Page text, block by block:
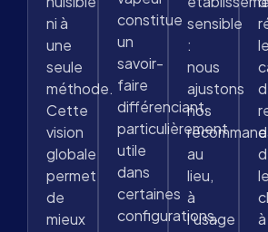
ni à
une
seule
méthode.
Cette
vision
globale
permet
de
mieux
constitue
un
savoir-
faire
différenciant,
particulièrement
utile
dans
certaines
configurations,
sensible
:
nous
ajustons
nos
au
lieu,
à
l’usage
le
à